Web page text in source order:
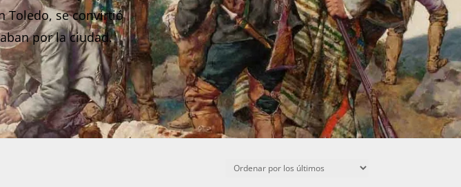
Toledo, se convirtió
por la ciudad.